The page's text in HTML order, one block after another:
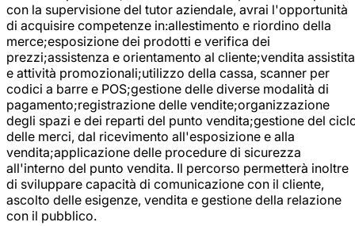
con la supervisione del tutor aziendale, avrai l'opportunità
di acquisire competenze in:allestimento e riordino della
merce;esposizione dei prodotti e verifica dei
prezzi;assistenza e orientamento al cliente;vendita assistita
e attività promozionali;utilizzo della cassa, scanner per
codici a barre e POS;gestione delle diverse modalità di
pagamento;registrazione delle vendite;organizzazione
degli spazi e dei reparti del punto vendita;gestione del
delle merci, dal ricevimento all'esposizione e alla
vendita;applicazione delle procedure di sicurezza
all'interno del punto vendita. Il percorso permetterà inoltre
di sviluppare capacità di comunicazione con il cliente,
ascolto delle esigenze, vendita e gestione della relazione
con il pubblico.